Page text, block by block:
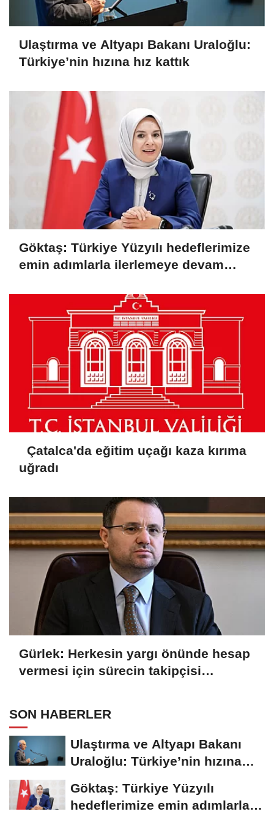
Ulaştırma ve Altyapı Bakanı Uraloğlu:
Türkiye’nin hızına hız kattık
Göktaş: Türkiye Yüzyılı hedeflerimize
emin adımlarla ilerlemeye devam
Çatalca'da eğitim uçağı kaza kırıma
uğradı
Gürlek: Herkesin yargı önünde hesap
vermesi için sürecin takipçisi
SON HABERLER
Ulaştırma ve Altyapı Bakanı
Uraloğlu: Türkiye’nin hızına
Göktaş: Türkiye Yüzyılı
hedeflerimize emin adımlarla